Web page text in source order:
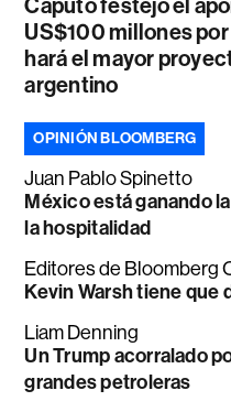
US$100 millones
hará el mayor
argentino
OPINIÓN BLOOMBERG
Juan Pablo Spinetto
México está ganando
la hospitalidad
Editores de Bloomberg
Kevin Warsh tiene que
Liam Denning
Un Trump acorralado
grandes petroleras